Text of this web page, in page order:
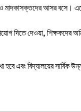
মাদকাসক্তদের আসর বসে।
দেওয়া, শিক্ষকদের
এবং বিদ্যালয়ের সার্বিক